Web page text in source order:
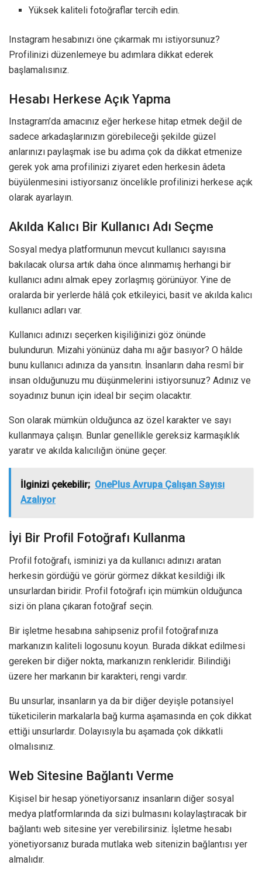
Yüksek kaliteli fotoğraflar tercih edin.
Instagram hesabınızı öne çıkarmak mı istiyorsunuz?
Profilinizi düzenlemeye bu adımlara dikkat ederek
başlamalısınız.
Hesabı Herkese Açık Yapma
Instagram’da amacınız eğer herkese hitap etmek değil de
sadece arkadaşlarınızın görebileceği şekilde güzel
anlarınızı paylaşmak ise bu adıma çok da dikkat etmenize
gerek yok ama profilinizi ziyaret eden herkesin âdeta
büyülenmesini istiyorsanız öncelikle profilinizi herkese açık
olarak ayarlayın.
Akılda Kalıcı Bir Kullanıcı Adı Seçme
Sosyal medya platformunun mevcut kullanıcı sayısına
bakılacak olursa artık daha önce alınmamış herhangi bir
kullanıcı adını almak epey zorlaşmış görünüyor. Yine de
oralarda bir yerlerde hâlâ çok etkileyici, basit ve akılda kalıcı
kullanıcı adları var.
Kullanıcı adınızı seçerken kişiliğinizi göz önünde
bulundurun. Mizahi yönünüz daha mı ağır basıyor? O hâlde
bunu kullanıcı adınıza da yansıtın. İnsanların daha resmî bir
insan olduğunuzu mu düşünmelerini istiyorsunuz? Adınız ve
soyadınız bunun için ideal bir seçim olacaktır.
Son olarak mümkün olduğunca az özel karakter ve sayı
kullanmaya çalışın. Bunlar genellikle gereksiz karmaşıklık
yaratır ve akılda kalıcılığın önüne geçer.
İlginizi çekebilir; OnePlus Avrupa Çalışan Sayısı
Azalıyor
İyi Bir Profil Fotoğrafı Kullanma
Profil fotoğrafı, isminizi ya da kullanıcı adınızı aratan
herkesin gördüğü ve görür görmez dikkat kesildiği ilk
unsurlardan biridir. Profil fotoğrafı için mümkün olduğunca
sizi ön plana çıkaran fotoğraf seçin.
Bir işletme hesabına sahipseniz profil fotoğrafınıza
markanızın kaliteli logosunu koyun. Burada dikkat edilmesi
gereken bir diğer nokta, markanızın renkleridir. Bilindiği
üzere her markanın bir karakteri, rengi vardır.
Bu unsurlar, insanların ya da bir diğer deyişle potansiyel
tüketicilerin markalarla bağ kurma aşamasında en çok dikkat
ettiği unsurlardır. Dolayısıyla bu aşamada çok dikkatli
olmalısınız.
Web Sitesine Bağlantı Verme
Kişisel bir hesap yönetiyorsanız insanların diğer sosyal
medya platformlarında da sizi bulmasını kolaylaştıracak bir
bağlantı web sitesine yer verebilirsiniz. İşletme hesabı
yönetiyorsanız burada mutlaka web sitenizin bağlantısı yer
almalıdır.